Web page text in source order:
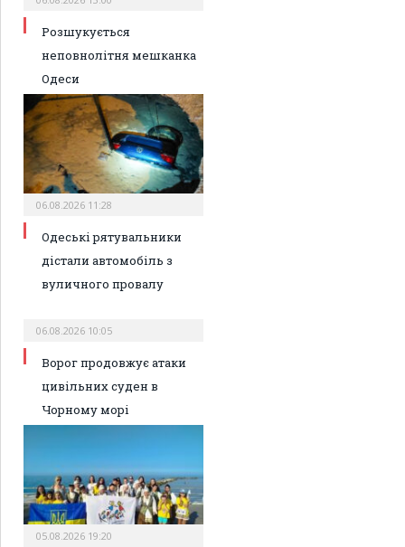
Розшукується
неповнолітня мешканка
Одеси
06.08.2026 11:28
Одеські рятувальники
дістали автомобіль з
вуличного провалу
06.08.2026 10:05
Ворог продовжує атаки
цивільних суден в
Чорному морі
05.08.2026 19:20